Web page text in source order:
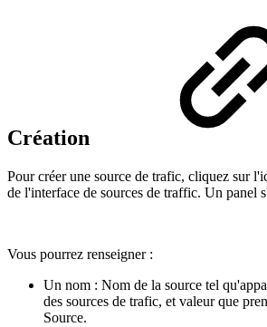
Création
Pour créer une source de trafic, cliquez sur
de l'interface de sources de traffic. Un panel
Vous pourrez renseigner :
Un nom : Nom de la source tel
des sources de trafic, et valeur que
Source.